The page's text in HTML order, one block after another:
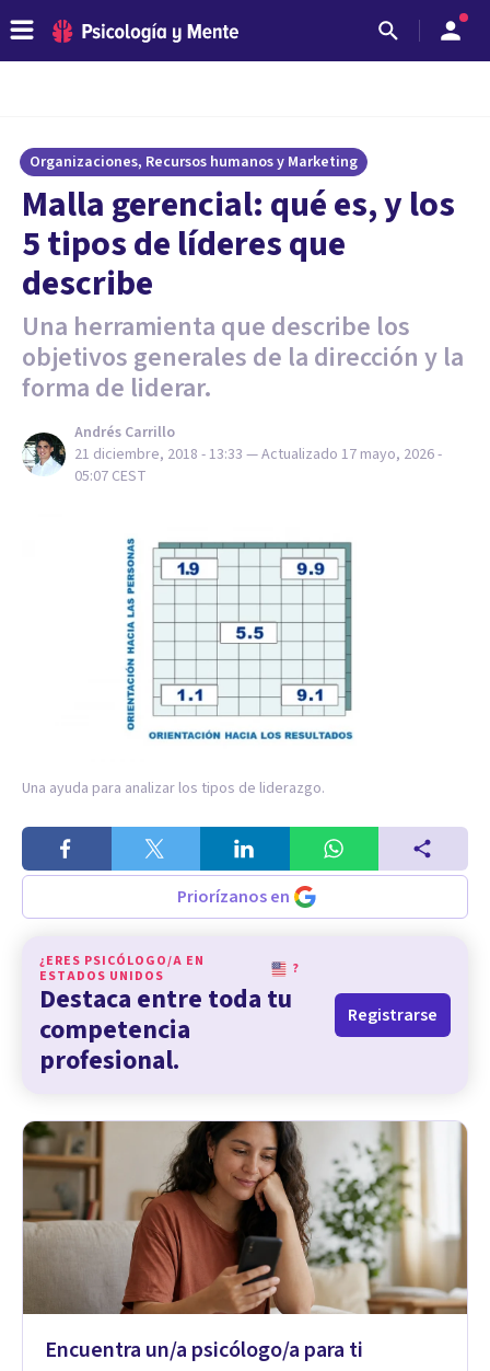
Organizaciones, Recursos humanos y Marketing
Malla gerencial: qué es, y los
5 tipos de líderes que
describe
Una herramienta que describe los
objetivos generales de la dirección y la
forma de liderar.
Andrés Carrillo
21 diciembre, 2018 - 13:33 — Actualizado 17 mayo, 2026 -
05:07 CEST
Una ayuda para analizar los tipos de liderazgo.
Priorízanos en
¿ERES PSICÓLOGO/A EN
ESTADOS UNIDOS
?
Destaca entre toda tu
competencia
profesional.
Registrarse
Encuentra un/a psicólogo/a para ti